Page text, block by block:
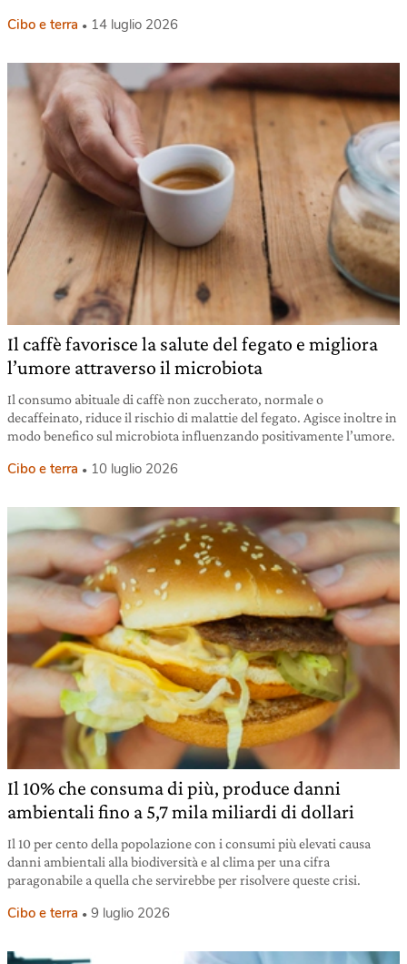
Cibo e terra 14 luglio 2026
Il caffè favorisce la salute del fegato e migliora
l’umore attraverso il microbiota
Il consumo abituale di caffè non zuccherato, normale o
decaffeinato, riduce il rischio di malattie del fegato. Agisce inoltre in
modo benefico sul microbiota influenzando positivamente l’umore.
Cibo e terra 10 luglio 2026
Il 10% che consuma di più, produce danni
ambientali fino a 5,7 mila miliardi di dollari
Il 10 per cento della popolazione con i consumi più elevati causa
danni ambientali alla biodiversità e al clima per una cifra
paragonabile a quella che servirebbe per risolvere queste crisi.
Cibo e terra 9 luglio 2026